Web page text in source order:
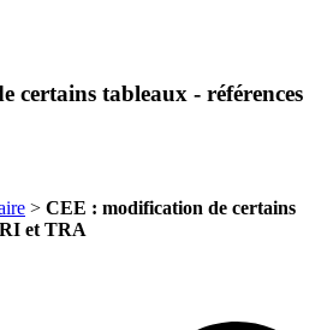
certains tableaux - références
> CEE : modification de certains
et TRA